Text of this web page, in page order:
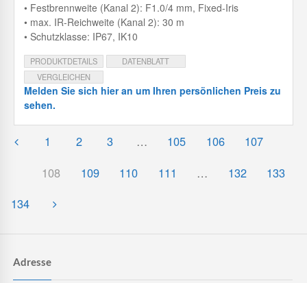
• Festbrennweite (Kanal 2): F1.0/4 mm, Fixed-Iris
• max. IR-Reichweite (Kanal 2): 30 m
• Schutzklasse: IP67, IK10
PRODUKTDETAILS
DATENBLATT
VERGLEICHEN
Melden Sie sich hier an um Ihren persönlichen Preis zu
sehen.
1 2 3 … 105 106
107
108
109 110 111 … 132
133
134
Adresse